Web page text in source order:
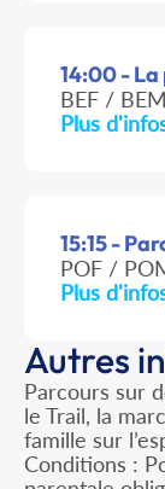
14:00 -
BEF /
Plus
15:15 -
POF /
Plus
Autres
Parcours sur
le Trail, la
famille sur
Conditions :